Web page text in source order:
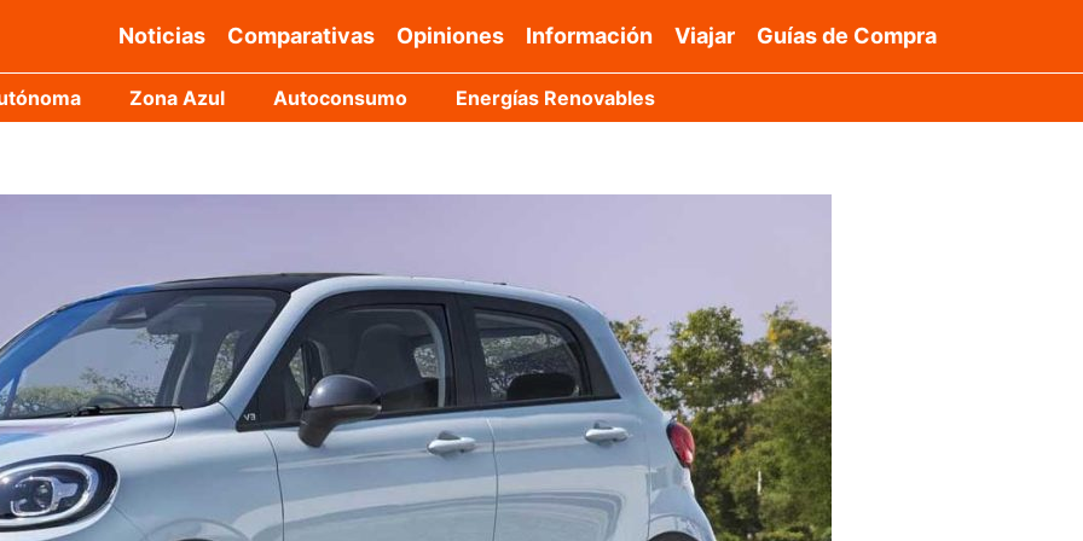
Noticias Comparativas Opiniones Información Viajar Guías de Compra
Zona Azul Autoconsumo Energías Renovables